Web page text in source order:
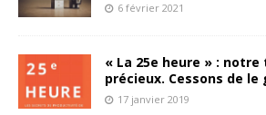
6 février 2021
« La 25e heure » :
précieux. Cessons de le
17 janvier 2019